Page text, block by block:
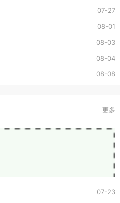
07-27
08-01
08-03
08-04
08-08
更多
07-23